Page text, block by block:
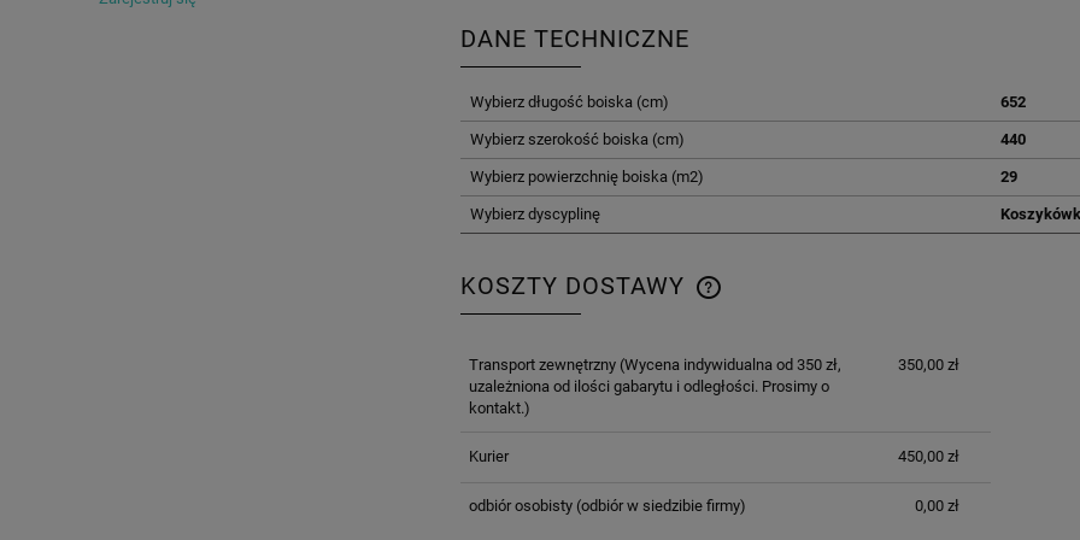
DANE TECHNICZNE
Wybierz długość boiska (cm) 652
Wybierz szerokość boiska (cm) 440
Wybierz powierzchnię boiska (m2) 29
Wybierz dyscyplinę
KOSZTY DOSTAWY
KOSZTÓW PŁATNOŚCI
Transport zewnętrzny(Wycena indywidualna od 350 zł,
uzależniona od ilości gabarytu i odległości. Prosimy o
kontakt.)
350,00 zł
Kurier 450,00 zł
odbiór osobisty(odbiór w siedzibie firmy) 0,00 zł